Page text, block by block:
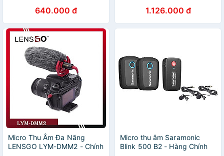
640.000 đ 1.126.000 đ
Micro Thu Âm Đa Năng
LENSGO LYM-DMM2 - Chính
Micro thu âm Saramonic
Blink 500 B2 - Hàng Chính